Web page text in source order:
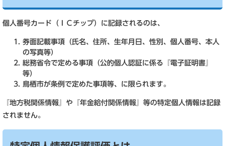
個人番号カード（ＩＣチップ）に記録されるのは、
券面記載事項（氏名、住所、生年月日、性別、個人番号、本人
の写真等）
総務省令で定める事項（公的個人認証に係る『電子証明書』
等）
鳥栖市が条例で定めた事項等、に限られます。
『地方税関係情報』や『年金給付関係情報』等の特定個人情報は記録
されません。